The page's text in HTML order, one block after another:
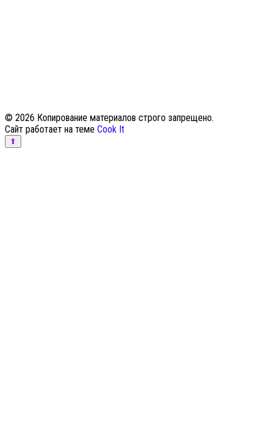
© 2026 Копирование материалов строго запрещено.
Сайт работает на теме Cook It